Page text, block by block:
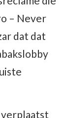
– Never
dat dat
verplaatst